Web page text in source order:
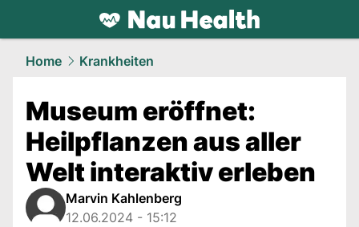
health.NAU.ch
Home Krankheiten
Museum eröffnet:
Heilpflanzen aus aller
Welt interaktiv erleben
Marvin Kahlenberg
12.06.2024 - 15:12